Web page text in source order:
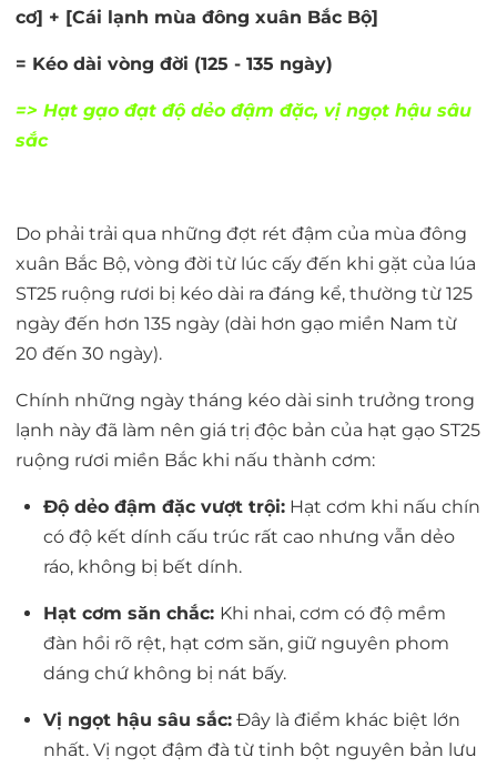
cơ] + [Cái lạnh mùa đông xuân Bắc Bộ]
= Kéo dài vòng đời (125 - 135 ngày)
=> Hạt gạo đạt độ dẻo đậm đặc, vị ngọt hậu sâu
sắc
Do phải trải qua những đợt rét đậm của mùa đông
xuân Bắc Bộ, vòng đời từ lúc cấy đến khi gặt của lúa
ST25 ruộng rươi bị kéo dài ra đáng kể, thường từ 125
ngày đến hơn 135 ngày (dài hơn gạo miền Nam từ
20 đến 30 ngày).
Chính những ngày tháng kéo dài sinh trưởng trong
lạnh này đã làm nên giá trị độc bản của hạt gạo ST25
ruộng rươi miền Bắc khi nấu thành cơm:
Độ dẻo đậm đặc vượt trội: Hạt cơm khi nấu chín
có độ kết dính cấu trúc rất cao nhưng vẫn dẻo
ráo, không bị bết dính.
Hạt cơm săn chắc: Khi nhai, cơm có độ mềm
đàn hồi rõ rệt, hạt cơm săn, giữ nguyên phom
dáng chứ không bị nát bấy.
Vị ngọt hậu sâu sắc: Đây là điểm khác biệt lớn
nhất. Vị ngọt đậm đà từ tinh bột nguyên bản lưu